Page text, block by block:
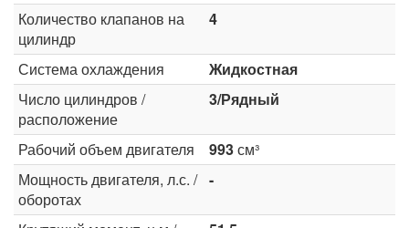
Количество клапанов на
цилиндр
4
Система охлаждения
Жидкостная
Число цилиндров /
расположение
3/Рядный
Рабочий объем двигателя 993см³
Мощность двигателя, л.с. /
оборотах
-